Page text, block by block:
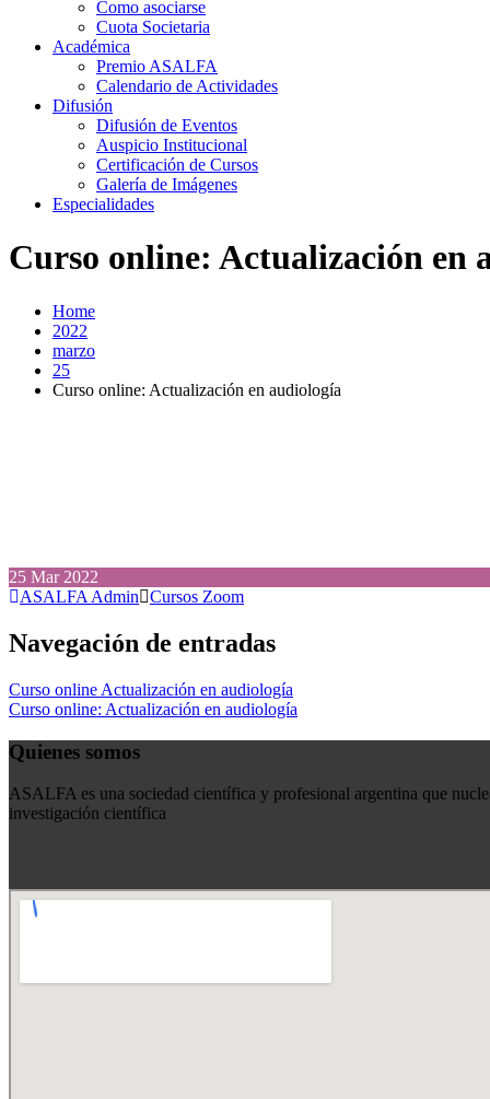
Como asociarse
Cuota Societaria
Académica
Premio ASALFA
Calendario de Actividades
Difusión
Difusión de Eventos
Auspicio Institucional
Certificación de Cursos
Galería de Imágenes
Especialidades
Curso online: Actualización en
Home
2022
marzo
25
Curso online: Actualización en audiología
25 Mar 2022
ASALFA Admin
Cursos Zoom
Navegación de entradas
Curso online Actualización en audiología
Curso online: Actualización en audiología
Quienes somos
ASALFA es una sociedad científica y profesional argentina que
investigación científica